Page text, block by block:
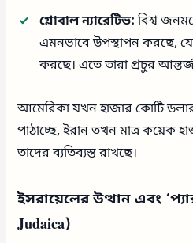
গ্লোবাল ন্যারেটিভ:বিশ্ব
এমনভাবে উপস্থাপন করছে,
করছে। এতে তারা প্রচুর
আমেরিকা যখন হাজার কোটি
পাঠাচ্ছে, ইরান তখন মাত্র কয়েক
তাদের ব্যতিব্যস্ত রাখছে।
ইসরায়েলের উত্থান এবং
Judaica)